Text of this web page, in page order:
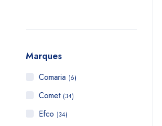
Marques
Comaria (6)
Comet (34)
Efco (34)